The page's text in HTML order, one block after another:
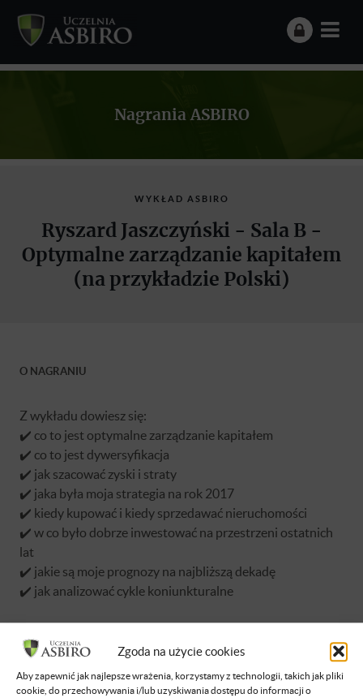
Zgoda na użycie cookies
Aby zapewnić jak najlepsze wrażenia, korzystamy z technologii, takich jak pliki
cookie, do przechowywania i/lub uzyskiwania dostępu do informacji o
Nagrania ASBIRO
WYKŁAD ASBIRO
Ryszard Jaszczyński - Sala B -
Optymalne zarządzanie kapitałem
(na przykładzie Polski)
O NAGRANIU
Z wykładu dowiesz się:
✔️ co to jest optymalne zarządzanie kapitałem
✔️ co to jest dywersyfikacja
✔️ jak szacować zyski i straty
✔️ jaka była moja strategia na rok 2017
✔️ kiedy kupować i kiedy sprzedawać nieruchomości
✔️ w co było dobrze inwestować na przestrzeni ostatnich
lat
✔️ jakie są moje prognozy na najbliższą dekadę
✔️ jak analizować cykle koniunkturalne